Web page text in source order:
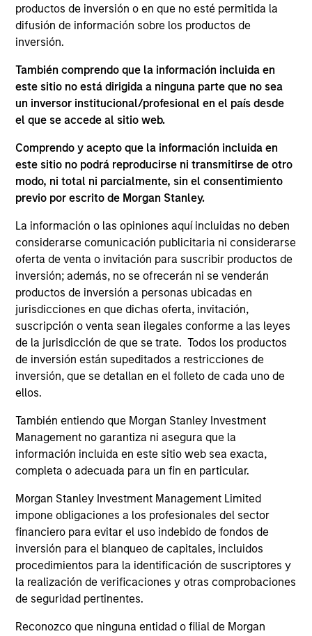
productos de inversión o en que no esté permitida la
difusión de información sobre los productos de
inversión.
También comprendo que la información incluida en
este sitio no está dirigida a ninguna parte que no sea
un inversor institucional/profesional en el país desde
el que se accede al sitio web.
Comprendo y acepto que la información incluida en
este sitio no podrá reproducirse ni transmitirse de otro
modo, ni total ni parcialmente, sin el consentimiento
previo por escrito de Morgan Stanley.
La información o las opiniones aquí incluidas no deben
considerarse comunicación publicitaria ni considerarse
oferta de venta o invitación para suscribir productos de
inversión; además, no se ofrecerán ni se venderán
productos de inversión a personas ubicadas en
jurisdicciones en que dichas oferta, invitación,
suscripción o venta sean ilegales conforme a las leyes
de la jurisdicción de que se trate. Todos los productos
de inversión están supeditados a restricciones de
inversión, que se detallan en el folleto de cada uno de
ellos.
También entiendo que Morgan Stanley Investment
Management no garantiza ni asegura que la
información incluida en este sitio web sea exacta,
completa o adecuada para un fin en particular.
Morgan Stanley Investment Management Limited
impone obligaciones a los profesionales del sector
financiero para evitar el uso indebido de fondos de
inversión para el blanqueo de capitales, incluidos
procedimientos para la identificación de suscriptores y
la realización de verificaciones y otras comprobaciones
de seguridad pertinentes.
Reconozco que ninguna entidad o filial de Morgan
Joseph Mehlman, CFA
Angie Salam
Managing Director
Brian S. Ellis, CFA
Managing Director
Utkarsh Sharma
Managing Director
Eric Jesionowski
Executive Director
Anton Heese
Kinzer Jennings, CFA
Executive Director
Dipen Patel
Executive Director
Matthew C. Dunning
Executive Director